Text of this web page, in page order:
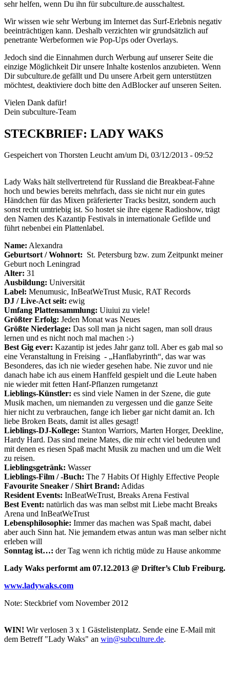
sehr helfen, wenn Du ihn für subculture.de ausschaltest.
Wir wissen wie sehr Werbung im Internet das Surf-Erlebnis negativ
beeinträchtigen kann. Deshalb verzichten wir grundsätzlich auf
penetrante Werbeformen wie Pop-Ups oder Overlays.
Jedoch sind die Einnahmen durch Werbung auf unserer Seite die
einzige Möglichkeit Dir unsere Inhalte kostenlos anzubieten. Wenn
Dir subculture.de gefällt und Du unsere Arbeit gern unterstützen
möchtest, deaktiviere doch bitte den AdBlocker auf unseren Seiten.
Vielen Dank dafür!
Dein subculture-Team
STECKBRIEF: LADY WAKS
Gespeichert von Thorsten Leuchtam/um Di, 03/12/2013 - 09:52
Lady Waks hält stellvertretend für Russland die Breakbeat-Fahne
hoch und bewies bereits mehrfach, dass sie nicht nur ein gutes
Händchen für das Mixen präferierter Tracks besitzt, sondern auch
sonst recht umtriebig ist. So hostet sie ihre eigene Radioshow, trägt
den Namen des Kazantip Festivals in internationale Gefilde und
führt nebenbei ein Plattenlabel.
Name: Alexandra
Geburtsort / Wohnort: St. Petersburg bzw. zum Zeitpunkt meiner
Geburt noch Leningrad
Alter: 31
Ausbildung: Universität
Label: Menumusic, InBeatWeTrust Music, RAT Records
DJ / Live-Act seit: ewig
Umfang Plattensammlung: Uiuiui zu viele!
Größter Erfolg: Jeden Monat was Neues
Größte Niederlage: Das soll man ja nicht sagen, man soll draus
lernen und es nicht noch mal machen :-)
Best Gig ever: Kazantip ist jedes Jahr ganz toll. Aber es gab mal so
eine Veranstaltung in Freising - „Hanflabyrinth“, das war was
Besonderes, das ich nie wieder gesehen habe. Nie zuvor und nie
danach habe ich aus einem Hanffeld gespielt und die Leute haben
nie wieder mit fetten Hanf-Pflanzen rumgetanzt
Lieblings-Künstler: es sind viele Namen in der Szene, die gute
Musik machen, um niemanden zu vergessen und die ganze Seite
hier nicht zu verbrauchen, fange ich lieber gar nicht damit an. Ich
liebe Broken Beats, damit ist alles gesagt!
Lieblings-DJ-Kollege: Stanton Warriors, Marten Horger, Deekline,
Hardy Hard. Das sind meine Mates, die mir echt viel bedeuten und
mit denen es riesen Spaß macht Musik zu machen und um die Welt
zu reisen.
Lieblingsgetränk: Wasser
Lieblings-Film / -Buch: The 7 Habits Of Highly Effective People
Favourite Sneaker / Shirt Brand: Adidas
Resident Events: InBeatWeTrust, Breaks Arena Festival
Best Event: natürlich das was man selbst mit Liebe macht Breaks
Arena und InBeatWeTrust
Lebensphilosophie: Immer das machen was Spaß macht, dabei
aber auch Sinn hat. Nie jemandem etwas antun was man selber nicht
erleben will
Sonntag ist…: der Tag wenn ich richtig müde zu Hause ankomme
Lady Waks performt am 07.12.2013 @ Drifter’s Club Freiburg.
www.ladywaks.com
Note: Steckbrief vom November 2012
WIN! Wir verlosen 3 x 1 Gästelistenplatz. Sende eine E-Mail mit
dem Betreff "Lady Waks" an win@subculture.de.